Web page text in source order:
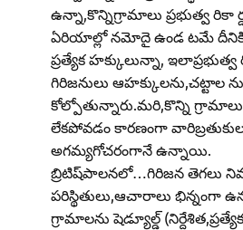
ఉన్నా,కొన్నిగ్రామాలు ప్రభుత్వ రికా
ఏరియాల్లో నమోదై ఉండ టమే
ప్రత్యేక హక్కులున్నా,
గిరిజనులు ఆహక్కులను,చట్టాల
కోల్పోతున్నారు.మరి,కొన్ని
లేకపోవడం కారణంగా
అగమ్యగోచరంగానే ఉన్నాయి.
బ్రిటిష్‌పాలనలో…గిరిజన తెగలు
పరిస్థితులు,ఆచారాలు భిన్నంగా
గ్రామాలను షెడ్యూల్డ్‌